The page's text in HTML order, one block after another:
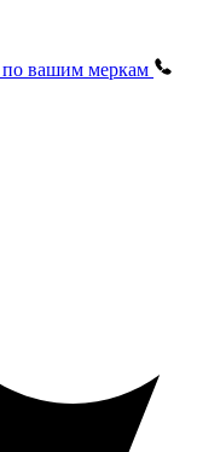
вашим меркам